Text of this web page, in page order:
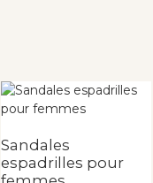
Sandales
espadrilles pour